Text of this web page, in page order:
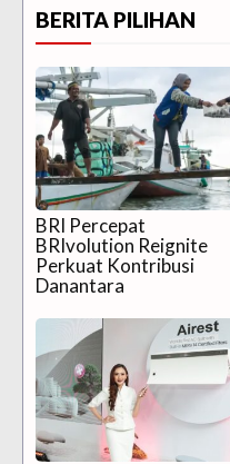
BERITA PILIHAN
BRI Percepat
BRIvolution Reignite
Perkuat Kontribusi
Danantara